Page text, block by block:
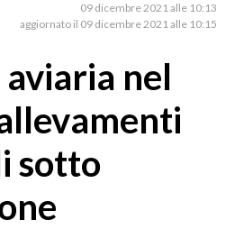
09 dicembre 2021 alle 10:13
aggiornato il 09 dicembre 2021 alle 10:15
nel
sotto